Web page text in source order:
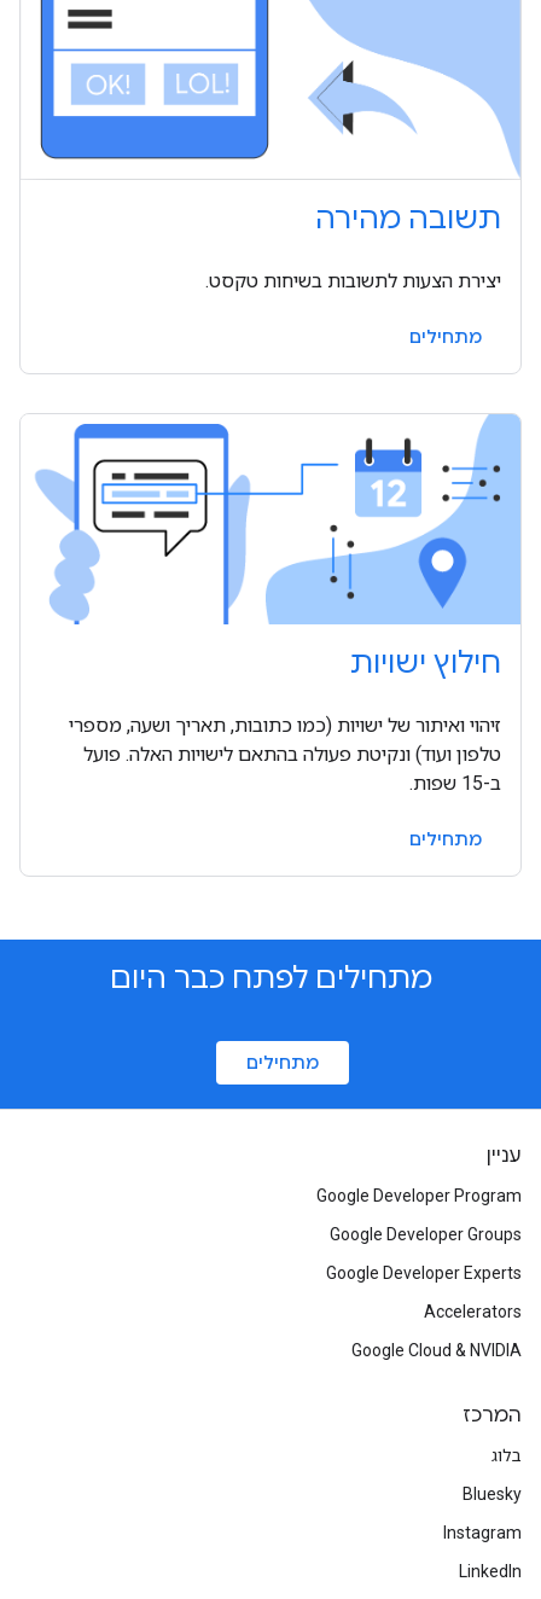
תשובה מהירה
יצירת הצעות לתשובות בשיחות טקסט.
מתחילים
חילוץ ישויות
זיהוי ואיתור של ישויות (כמו כתובות, תאריך ושעה, מספרי
טלפון ועוד) ונקיטת פעולה בהתאם לישויות האלה. פועל
ב-15 שפות.
מתחילים
מתחילים לפתח כבר היום
מתחילים
עניין
Google Developer Program
Google Developer Groups
Google Developer Experts
Accelerators
Google Cloud & NVIDIA
המרכז
בלוג
Bluesky
Instagram
LinkedIn